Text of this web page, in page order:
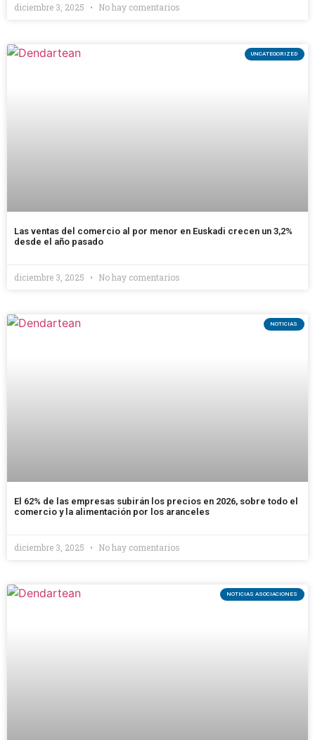
diciembre 3, 2025 No hay comentarios
UNCATEGORIZED
Las ventas del comercio al por menor en Euskadi crecen un 3,2%
desde el año pasado
diciembre 3, 2025 No hay comentarios
NOTICIAS
El 62% de las empresas subirán los precios en 2026, sobre todo el
comercio y la alimentación por los aranceles
diciembre 3, 2025 No hay comentarios
NOTICIAS ASOCIACIONES